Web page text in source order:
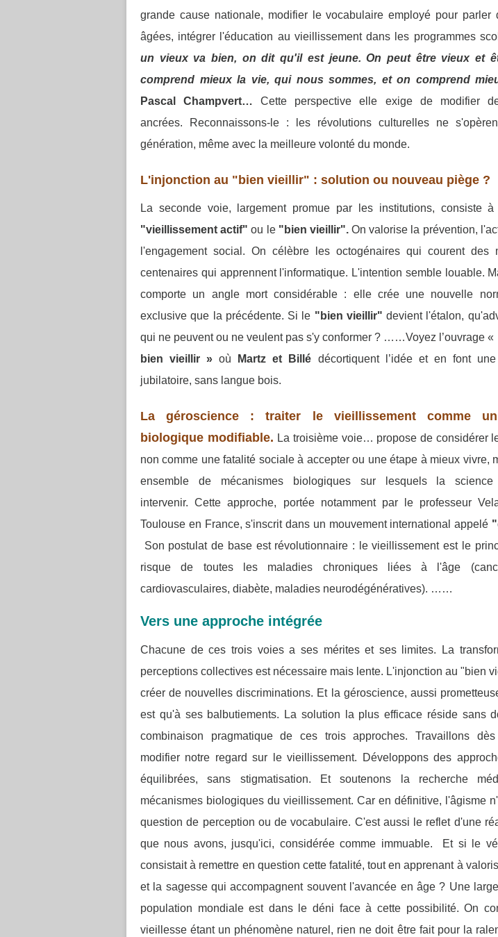
grande cause nationale, modifier le vocabulaire employé pour parler
âgées, intégrer l'éducation au vieillissement dans les programmes
un vieux va bien, on dit qu'il est jeune. On peut être vieux et
comprend mieux la vie, qui nous sommes, et on comprend
Pascal Champvert…Cette perspectiveelle exige de modifier
ancrées.
Reconnaissons-le : les révolutions culturelles ne
génération, même avec la meilleure volonté du monde.
L'injonction au "bien vieillir" : solution ou nouveau piège ?
La seconde voie, largement promue par les institutions, consiste
"vieillissement actif" ou le "bien vieillir".On valorise la prévention,
l'engagement social. On célèbre les octogénaires qui courent des
centenaires qui apprennent l'informatique. L'intention semble louable.
comporte un angle mort considérable : elle crée une nouvelle
exclusive que la précédente. Si le "bien vieillir" devient l'étalon,
qui ne peuvent ou ne veulent pas s'y conformer ? ……Voyez l’ouvrage «
bien vieillir » où Martz et Billé décortiquent l’idée et en font
jubilatoire, sans langue bois.
La géroscience : traiter le vieillissement comme
biologique modifiable. La troisième voie… propose de considérer
non comme une fatalité sociale à accepter ou une étape à mieux vivre,
ensemble de mécanismes biologiques sur lesquels la
intervenir.Cette approche, portée notamment par le professeur
Toulouse en France, s'inscrit dans un mouvement international appelé
Son postulat de base est révolutionnaire : le vieillissement est le
risque de toutes les maladies chroniques liées à l'âge
cardiovasculaires, diabète, maladies neurodégénératives). ……
Vers une approche intégrée
Chacune de ces trois voies a ses mérites et ses limites. La
perceptions collectives est nécessaire mais lente. L'injonction au "bien
créer de nouvelles discriminations. Et la géroscience, aussi
est qu'à ses balbutiements.
La solution la plus efficace réside sans
combinaison pragmatique de ces trois approches. Travaillons
modifier notre regard sur le vieillissement. Développons des
équilibrées, sans stigmatisation. Et soutenons la recherche
mécanismes biologiques du vieillissement. Car en définitive, l'âgisme
question de perception ou de vocabulaire. C'est aussi le reflet d'une
que nous avons, jusqu'ici, considérée comme immuable. Et si le
consistait à remettre en question cette fatalité, tout en apprenant à
et la sagesse qui accompagnent souvent l'avancée en âge ? Une
population mondiale est dans le déni face à cette possibilité. On
vieillesse étant un phénomène naturel, rien ne doit être fait pour la